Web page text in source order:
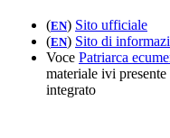
(EN) Sito ufficiale
(EN) Sito di
Voce Patriarca
materiale ivi
integrato